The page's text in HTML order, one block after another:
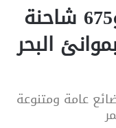
تداول 10 آلاف طن و675 شاحنة
البحر
و675 شاحنة بضائع عامة ومتنوعة